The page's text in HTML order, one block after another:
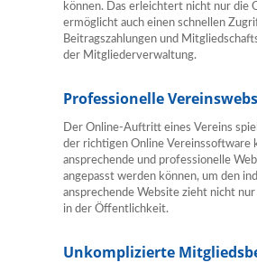
können. Das erleichtert nicht nur die
ermöglicht auch einen schnellen
Beitragszahlungen und
der Mitgliederverwaltung.
Professionelle
Der Online-Auftritt eines Vereins
der richtigen Online Vereinssoftware
ansprechende und professionelle
angepasst werden können, um den
ansprechende Website zieht nicht
in der Öffentlichkeit.
Unkomplizierte